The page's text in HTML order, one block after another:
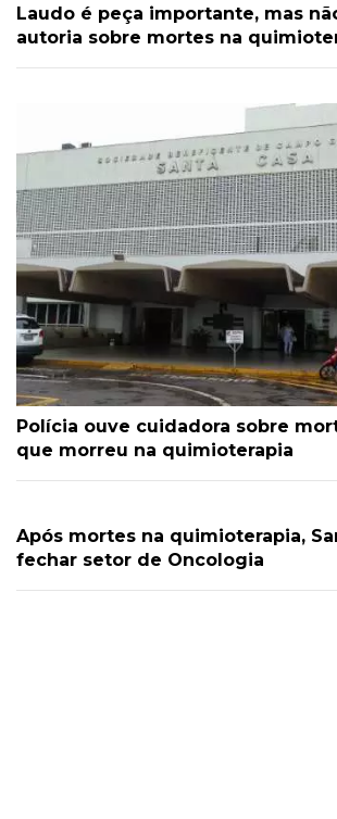
Laudo é peça importante, mas
autoria sobre mortes na
Polícia ouve cuidadora sobre
que morreu na quimioterapia
Após mortes na quimioterapia,
fechar setor de Oncologia